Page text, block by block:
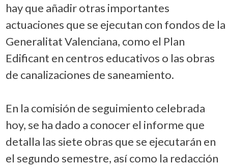
hay que añadir otras importantes
actuaciones que se ejecutan con fondos de la
Generalitat Valenciana, como el Plan
Edificant en centros educativos o las obras
de canalizaciones de saneamiento.
En la comisión de seguimiento celebrada
hoy, se ha dado a conocer el informe que
detalla las siete obras que se ejecutarán en
el segundo semestre, así como la redacción